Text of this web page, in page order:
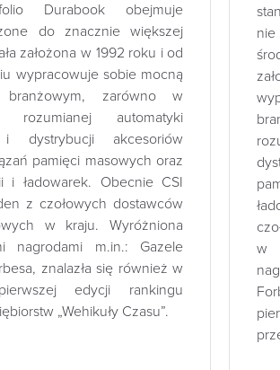
Durabook obejmuje
do znacznie większej
założona w 1992 roku i od
wypracowuje sobie mocną
zarówno w
rozumianej automatyki
dystrybucji akcesoriów
pamięci masowych oraz
i ładowarek. Obecnie CSI
z czołowych dostawców
w kraju. Wyróżniona
nagrodami m.in.: Gazele
znalazła się również w
edycji rankingu
„Wehikuły Czasu”.
w